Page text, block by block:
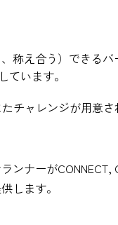
、称え合う）できる
います。
チャレンジが用意さ
ンナーがCONNECT,
します。